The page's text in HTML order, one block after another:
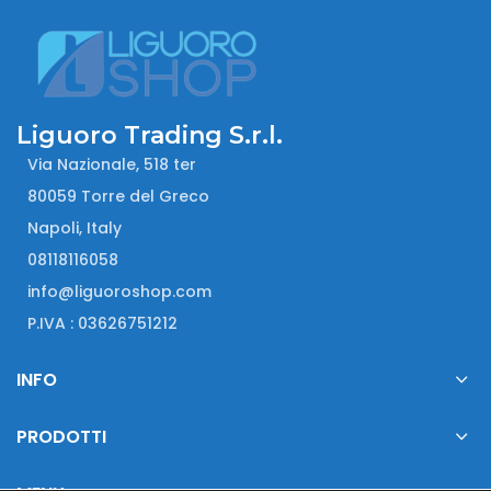
Liguoro Trading S.r.l.
Via Nazionale, 518 ter
80059 Torre del Greco
Napoli, Italy
08118116058
info@liguoroshop.com
P.IVA : 03626751212
INFO
PRODOTTI